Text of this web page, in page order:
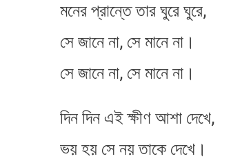
মনের প্রান্তে তার ঘুরে ঘুরে,
সে জানে না, সে মানে না।
সে জানে না, সে মানে না।
দিন দিন এই ক্ষীণ আশা দেখে,
ভ​য় হ​য় সে ন​য় তাকে দেখে।